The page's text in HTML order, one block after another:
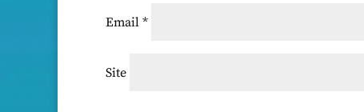
Email *
Site